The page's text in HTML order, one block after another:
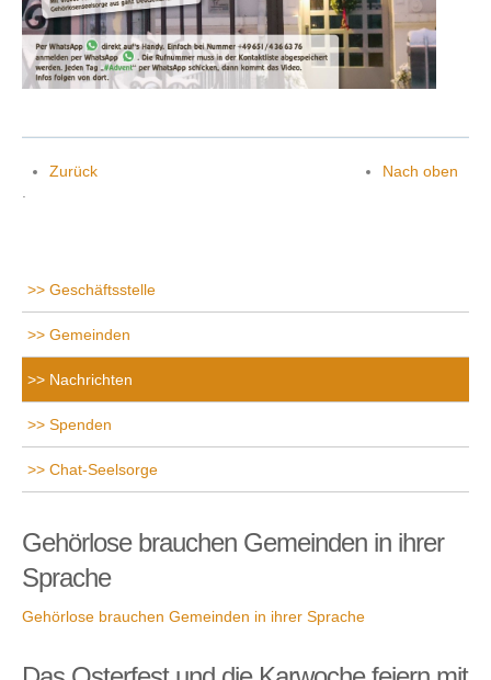
Zurück
Nach oben
Geschäftsstelle
Gemeinden
Nachrichten
Spenden
Chat-Seelsorge
Gehörlose brauchen Gemeinden in ihrer
Sprache
Gehörlose brauchen Gemeinden in ihrer Sprache